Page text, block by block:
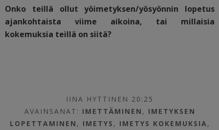
Onko teillä ollut yöimetyksen/yösyönnin lopetus
ajankohtaista viime aikoina, tai millaisia
kokemuksia teillä on siitä?
IINA HYTTINEN 20:25
AVAINSANAT: IMETTÄMINEN , IMETYKSEN
LOPETTAMINEN , IMETYS , IMETYS KOKEMUKSIA ,